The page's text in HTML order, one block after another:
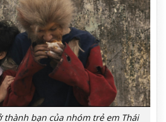
thành bạn của nhóm trẻ em Thái